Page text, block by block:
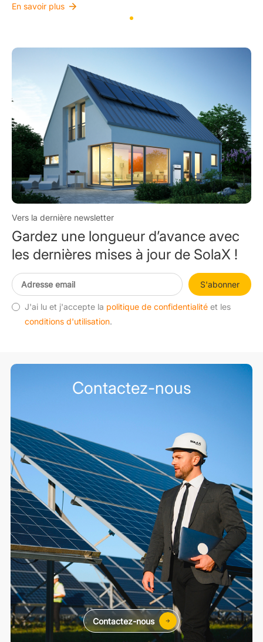
En savoir plus
Vers la dernière newsletter
Gardez une longueur d’avance avec
les dernières mises à jour de SolaX !
S'abonner
J'ai lu et j'accepte la politique de confidentialité et les
conditions d'utilisation.
Contactez-nous
Contactez-nous